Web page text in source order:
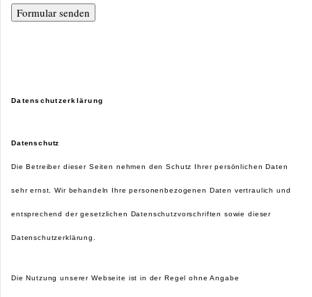
Datenschutzerklärung
Datenschutz
Die Betreiber dieser Seiten nehmen den Schutz Ihrer persönlichen Daten
sehr ernst. Wir behandeln Ihre personenbezogenen Daten vertraulich und
entsprechend der gesetzlichen Datenschutzvorschriften sowie dieser
Datenschutzerklärung.
Die Nutzung unserer Webseite ist in der Regel ohne Angabe